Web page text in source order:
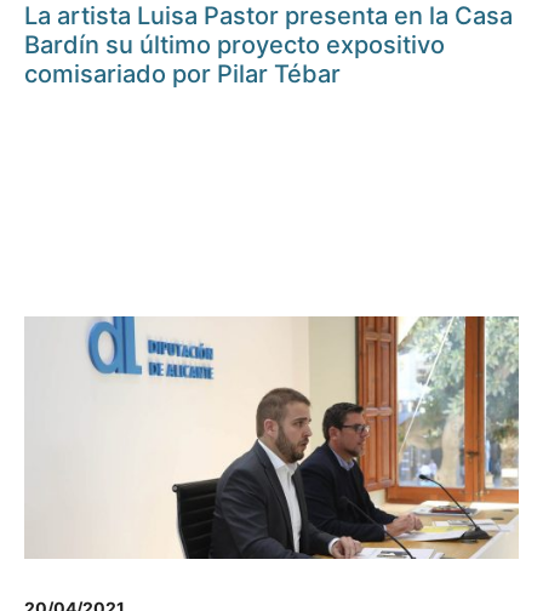
La artista Luisa Pastor presenta en la Casa
Bardín su último proyecto expositivo
comisariado por Pilar Tébar